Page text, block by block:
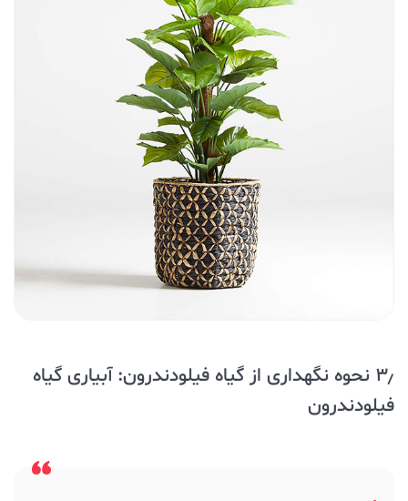
۳٫ نحوه نگهداری از گیاه فیلودندرون: آبیاری گیاه
فیلودندرون